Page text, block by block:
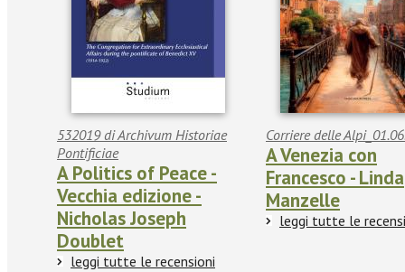
532019 di Archivum Historiae
Pontificiae
A Politics of Peace -
Vecchia edizione -
Nicholas Joseph
Doublet
leggi tutte le recensioni
Corriere delle
A Venezia con
Francesco - Linda
Manzelle
leggi tutte le